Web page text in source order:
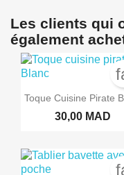
Ajouter à ma
Créer une
Nom de la liste
Vous devez être
d'envies.
Les clients qui
également
Toque Cuisine Pirate
30,00 MAD